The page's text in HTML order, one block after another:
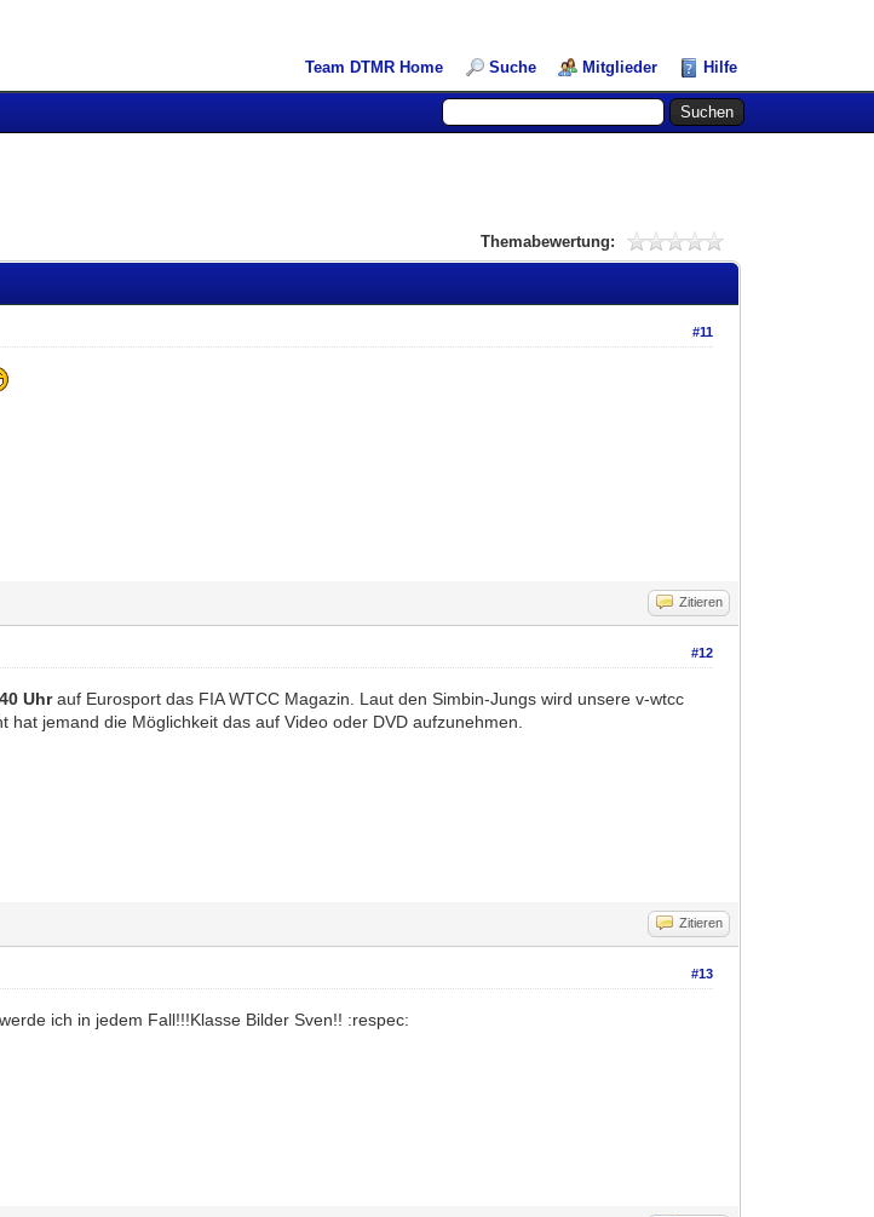
Team DTMR Home Suche Mitglieder Hilfe
Themabewertung:
#11
Zitieren
#12
Uhrauf Eurosport das FIA WTCC Magazin. Laut den Simbin-Jungs wird unsere v-wtcc
jemand die Möglichkeit das auf Video oder DVD aufzunehmen.
Zitieren
#13
ich in jedem Fall!!!Klasse Bilder Sven!! :respec: